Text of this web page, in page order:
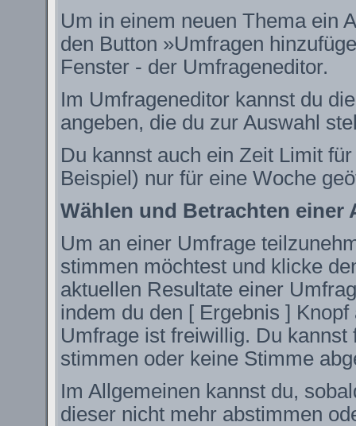
Um in einem neuen Thema ein
den Button »Umfragen
Fenster - der Umfrageneditor.
Im Umfrageneditor kannst du
angeben, die du zur Auswahl
Du kannst auch ein Zeit Limit
Beispiel) nur für eine Woche
Wählen und Betrachten einer
Um an einer Umfrage
stimmen möchtest und klicke
aktuellen Resultate einer
indem du den [ Ergebnis ]
Umfrage ist freiwillig. Du
stimmen oder keine Stimme
Im Allgemeinen kannst du,
dieser nicht mehr abstimmen